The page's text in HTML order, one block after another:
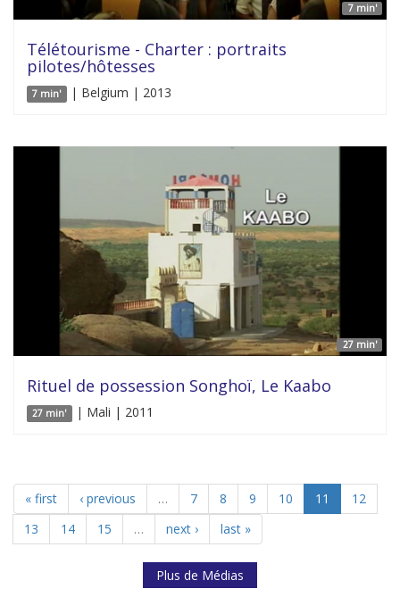
7 min'
Télétourisme - Charter : portraits
pilotes/hôtesses
7 min' | Belgium | 2013
27 min'
Rituel de possession Songhoï, Le Kaabo
27 min' | Mali | 2011
« first ‹ previous … 7 8 9 10 11
12
13
14 15 … next › last »
Plus de Médias